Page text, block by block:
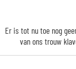
Er is tot nu toe nog
van ons trouw